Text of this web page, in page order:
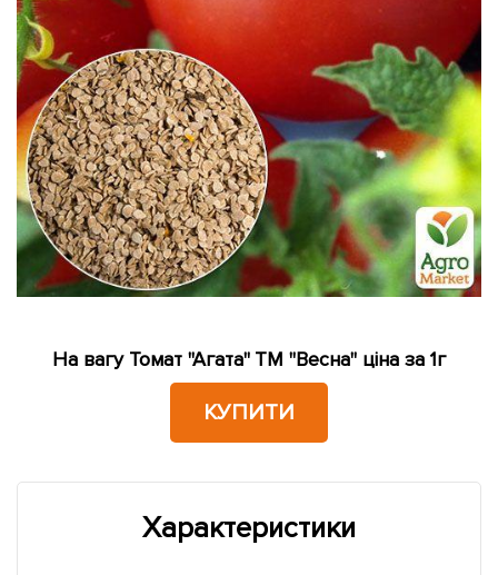
На вагу Томат "Агата" ТМ "Весна" ціна за 1г
КУПИТИ
Характеристики